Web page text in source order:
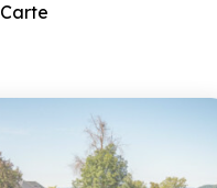
Carte